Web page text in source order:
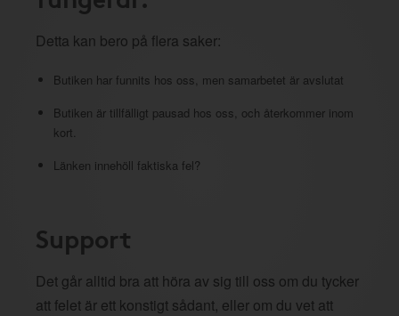
Detta kan bero på flera saker:
Butiken har funnits hos oss, men samarbetet är avslutat
Butiken är tillfälligt pausad hos oss, och återkommer inom
kort.
Länken innehöll faktiska fel?
Support
Det går alltid bra att höra av sig till oss om du tycker
att felet är ett konstigt sådant, eller om du vet att